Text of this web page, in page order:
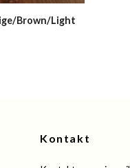
Brown/Light
Kontakt